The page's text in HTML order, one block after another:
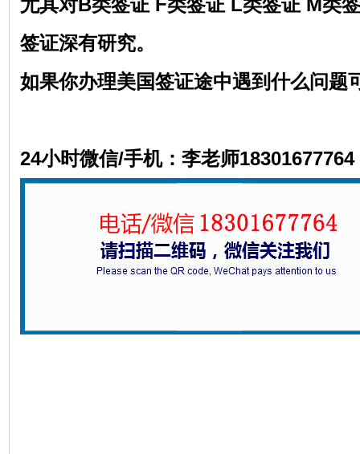
尤其对B类签证 F类签证 L类签证 M类
签证深有研究。
如果你办理美国签证途中遇到什么问题
24小时微信/手机：李老师18301677764